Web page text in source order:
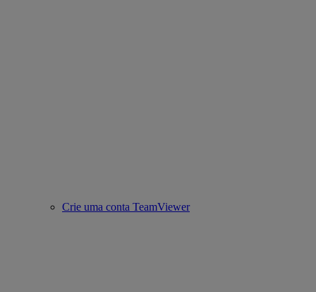
Crie uma conta TeamViewer